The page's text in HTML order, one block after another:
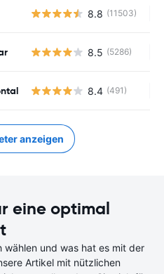
8.8 (11503)
8.5 (5286)
8.4 (491)
anzeigen
eine optimal
wählen und was hat es mit der
Artikel mit nützlichen